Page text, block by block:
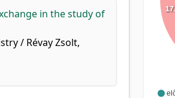
in the study of
/ Révay Zsolt,